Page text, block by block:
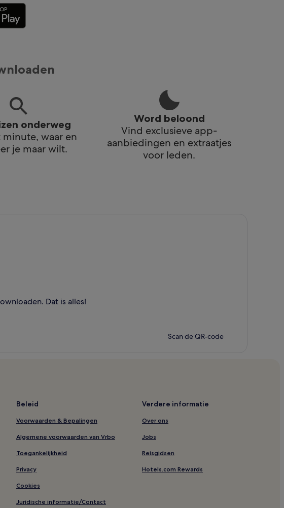
onderweg
minute, waar en
je maar wilt.
Word beloond
Vind exclusieve app-
aanbiedingen en extraatjes
voor leden.
Dat is alles!
Scan de QR-code
Beleid
Voorwaarden & Bepalingen
Algemene voorwaarden van Vrbo
Toegankelijkheid
Privacy
Cookies
Juridische informatie/Contact
Verdere informatie
Over ons
Jobs
Reisgidsen
Hotels.com Rewards